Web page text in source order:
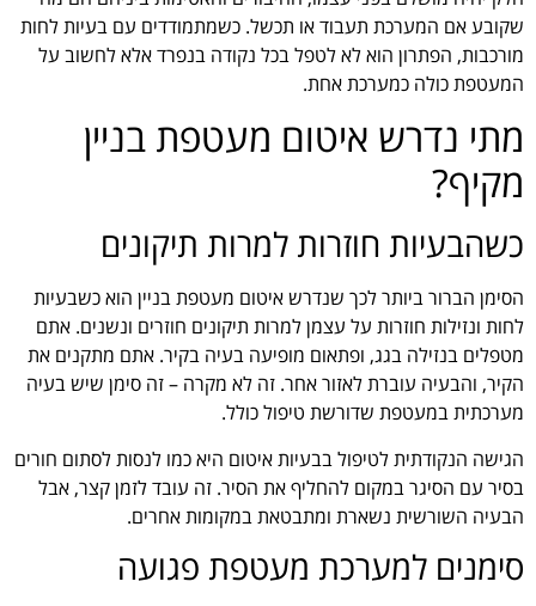
שקובע אם המערכת תעבוד או תכשל. כשמתמודדים עם בעיות לחות
מורכבות, הפתרון הוא לא לטפל בכל נקודה בנפרד אלא לחשוב על
המעטפת כולה כמערכת אחת.
מתי נדרש איטום מעטפת בניין
מקיף?
כשהבעיות חוזרות למרות תיקונים
הסימן הברור ביותר לכך שנדרש איטום מעטפת בניין הוא כשבעיות
לחות ונזילות חוזרות על עצמן למרות תיקונים חוזרים ונשנים. אתם
מטפלים בנזילה בגג, ופתאום מופיעה בעיה בקיר. אתם מתקנים את
הקיר, והבעיה עוברת לאזור אחר. זה לא מקרה – זה סימן שיש בעיה
מערכתית במעטפת שדורשת טיפול כולל.
הגישה הנקודתית לטיפול בבעיות איטום היא כמו לנסות לסתום חורים
בסיר עם הסיגר במקום להחליף את הסיר. זה עובד לזמן קצר, אבל
הבעיה השורשית נשארת ומתבטאת במקומות אחרים.
סימנים למערכת מעטפת פגועה